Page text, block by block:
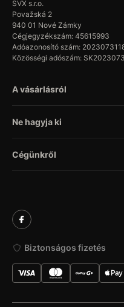
SVX s.r.o.
Považská 2
940 01 Nové Zámky
Cégjegyzékszám: 45615993
Adóazonosító szám:
Közösségi adószám:
A vásárlásról
Ne hagyja ki
Cégünkről
Biztonságos fizetés